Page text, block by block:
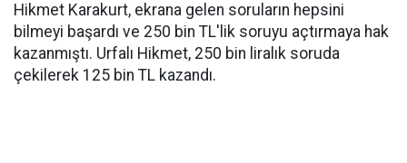
Hikmet Karakurt, ekrana gelen soruların hepsini
bilmeyi başardı ve 250 bin TL'lik soruyu açtırmaya hak
kazanmıştı. Urfalı Hikmet, 250 bin liralık soruda
çekilerek 125 bin TL kazandı.